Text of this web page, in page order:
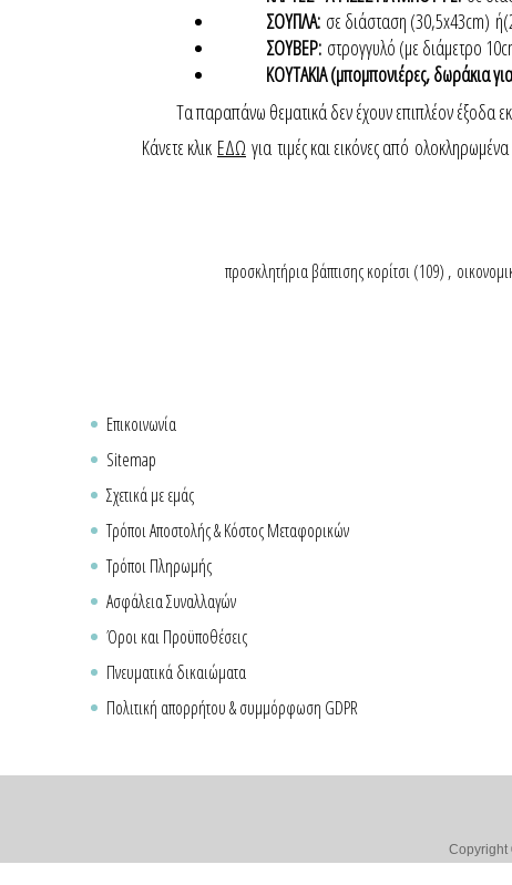
ΣΟΥΠΛΑ: σε διάσταση (30,5x43cm)
ΣΟΥΒΕΡ: στρογγυλό (με διάμετρο
ΚΟΥΤΑΚΙΑ (μπομπονιέρες, δωράκια
Τα παραπάνω θεματικά δεν έχουν επιπλέον έξοδα
Κάνετε κλικ ΕΔΩ για τιμές και εικόνες από
προσκλητήρια βάπτισης κορίτσι (109) ,
Επικοινωνία
Sitemap
Σχετικά με εμάς
Τρόποι Αποστολής & Κόστος Μεταφορικών
Τρόποι Πληρωμής
Ασφάλεια Συναλλαγών
Όροι και Προϋποθέσεις
Πνευματικά δικαιώματα
Πολιτική απορρήτου & συμμόρφωση GDPR
Copyright